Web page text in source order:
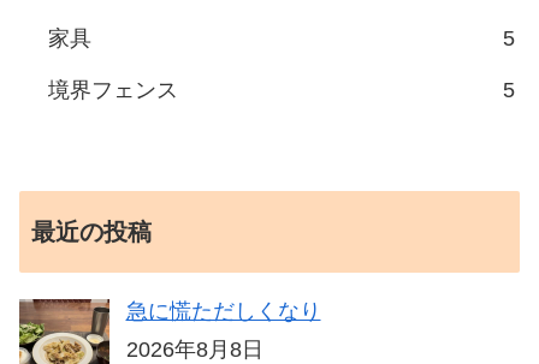
家具 5
境界フェンス 5
最近の投稿
急に慌ただしくなり
2026年8月8日